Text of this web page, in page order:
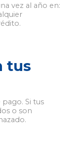
vez al año en:
tus
Si tus
o son